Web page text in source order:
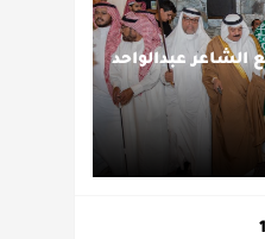
الشاعر عبدالواحد